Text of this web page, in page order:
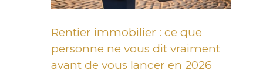
Rentier immobilier : ce que
personne ne vous dit vraiment
avant de vous lancer en 2026